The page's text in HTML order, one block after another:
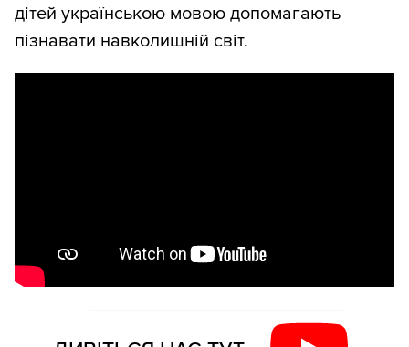
дітей українською мовою допомагають
пізнавати навколишній світ.